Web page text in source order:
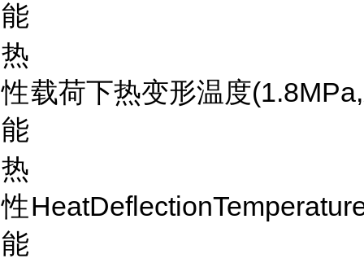
能
热
性
能
载荷下热变形温度
热
性
能